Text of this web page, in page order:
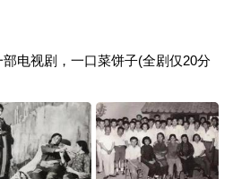
电视剧，一口菜饼子(全剧仅20分